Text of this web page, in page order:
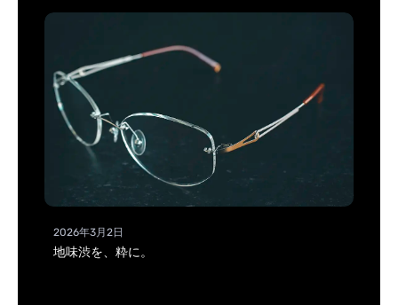
2026年3月2日
地味渋を、粋に。